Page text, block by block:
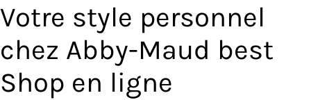
Votre style personnel
chez Abby-Maud best
Shop en ligne